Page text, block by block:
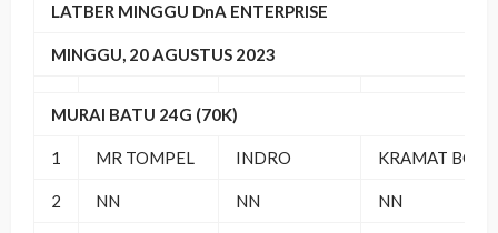
LATBER MINGGU DnA ENTERPRISE
MINGGU, 20 AGUSTUS 2023
MURAI BATU 24G (70K)
1 MR TOMPEL INDRO KRAMAT BC
2 NN NN NN